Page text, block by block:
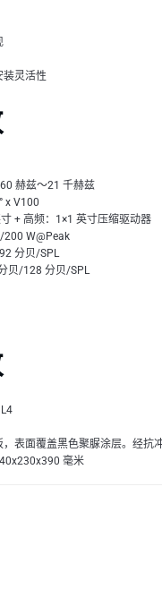
装灵活性
赫兹～21 千赫兹
x V100
+ 高频：1×1 英寸压缩驱动器
200 W@Peak
分贝/SPL
贝/128 分贝/SPL
表面覆盖黑色聚脲涂层。经抗
毫米